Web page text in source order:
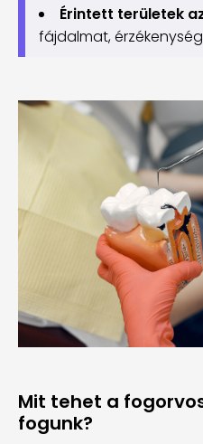
Érintett területek
fájdalmat,
Mit tehet a
fogunk?